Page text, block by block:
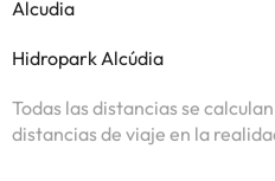
Alcudia
Hidropark Alcúdia
Todas las distancias se
distancias de viaje en la